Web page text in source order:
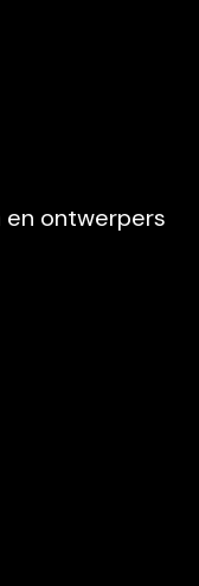
ontwerpers